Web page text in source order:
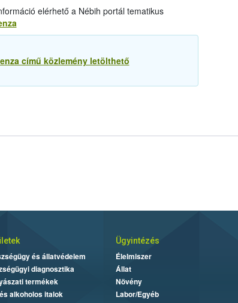
elérhető a Nébih portál tematikus
című közlemény letölthető
és állatvédelem
diagnosztika
termékek
alkoholos italok
Ügyintézés
Élelmiszer
Állat
Növény
Labor/Egyéb